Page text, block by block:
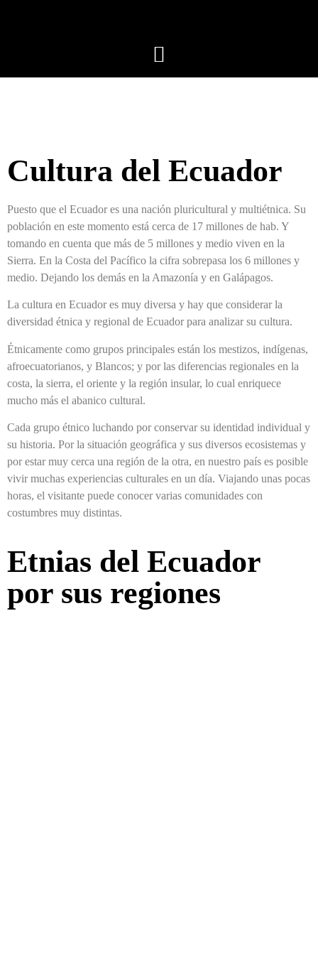
Cultura del Ecuador
Puesto que el Ecuador es una nación pluricultural y multiétnica. Su
población en este momento está cerca de 17 millones de hab. Y
tomando en cuenta que más de 5 millones y medio viven en la
Sierra. En la Costa del Pacífico la cifra sobrepasa los 6 millones y
medio. Dejando los demás en la Amazonía y en Galápagos.
La cultura en Ecuador es muy diversa y hay que considerar la
diversidad étnica y regional de Ecuador para analizar su cultura.
Étnicamente como grupos principales están los mestizos, indígenas,
afroecuatorianos, y Blancos; y por las diferencias regionales en la
costa, la sierra, el oriente y la región insular, lo cual enriquece
mucho más el abanico cultural.
Cada grupo étnico luchando por conservar su identidad individual y
su historia. Por la situación geográfica y sus diversos ecosistemas y
por estar muy cerca una región de la otra, en nuestro país es posible
vivir muchas experiencias culturales en un día. Viajando unas pocas
horas, el visitante puede conocer varias comunidades con
costumbres muy distintas.
Etnias del Ecuador
por sus regiones